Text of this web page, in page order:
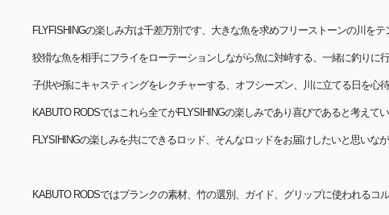
FLYFISHINGの楽しみ方は千差万別です、大きな魚を求めフリーストーンの川を
狡猾な魚を相手にフライをローテーションしながら魚に対峙する、一緒に釣りに
子供や孫にキャスティングをレクチャーする、オフシーズン、川に立てる日を心
KABUTO RODSではこれら全てがFLYSIHINGの楽しみであり喜びであると考えてい
FLYSIHINGの楽しみを共にできるロッド、そんなロッドをお届けしたいと思いな
KABUTO RODSではブランクの素材、竹の選別、ガイド、グリップに使われるコ